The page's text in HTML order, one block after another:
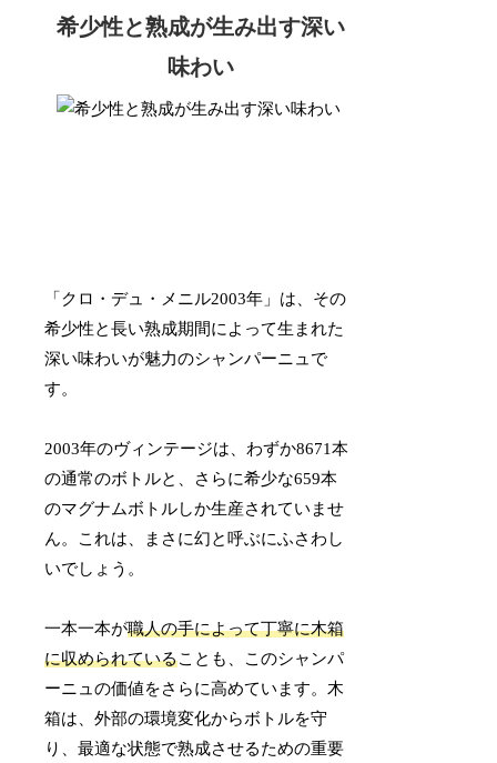
希少性と熟成が生み出す深い
味わい
「クロ・デュ・メニル2003年」は、その
希少性と長い熟成期間によって生まれた
深い味わいが魅力のシャンパーニュで
す。
2003年のヴィンテージは、わずか8671本
の通常のボトルと、さらに希少な659本
のマグナムボトルしか生産されていませ
ん。これは、まさに幻と呼ぶにふさわし
いでしょう。
一本一本が職人の手によって丁寧に木箱
に収められていることも、このシャンパ
ーニュの価値をさらに高めています。木
箱は、外部の環境変化からボトルを守
り、最適な状態で熟成させるための重要